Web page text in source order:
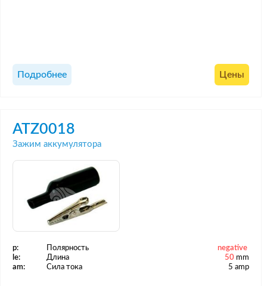
Подробнее Цены
ATZ0018
Зажим аккумулятора
p: Полярность
negative
le:
Длина 50 mm
am:
Сила тока 5 amp